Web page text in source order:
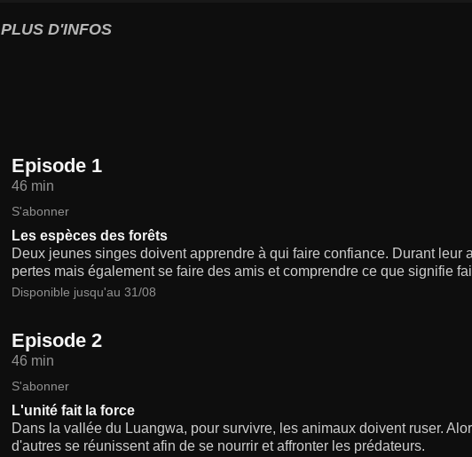
PLUS D'INFOS
Episode 1
46 min
S'abonner
Les espèces des forêts
Deux jeunes singes doivent apprendre à qui faire confiance. Durant leur
pertes mais également se faire des amis et comprendre ce que signifie
Disponible jusqu'au 31/08
Episode 2
46 min
S'abonner
L'unité fait la force
Dans la vallée du Luangwa, pour survivre, les animaux doivent ruser.
d'autres se réunissent afin de se nourrir et affronter les prédateurs.